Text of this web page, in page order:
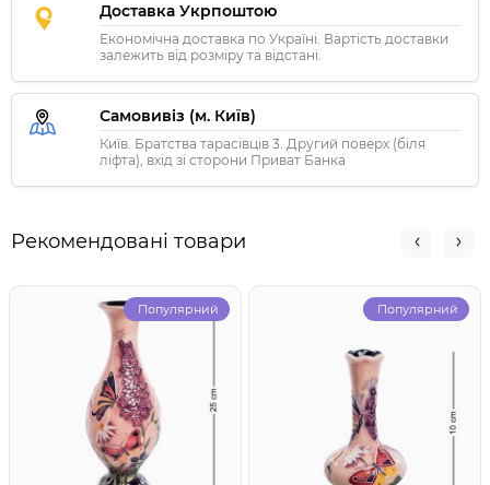
Доставка Укрпоштою
Економічна доставка по Україні. Вартість доставки
залежить від розміру та відстані.
Самовивіз (м. Київ)
Київ. Братства тарасівців 3. Другий поверх (біля
ліфта), вхід зі сторони Приват Банка
Рекомендовані товари
Популярний Популярний